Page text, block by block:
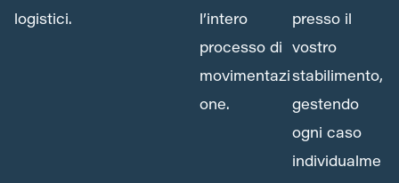
logistici.
l’intero
processo di
movimentazi
one.
presso il
vostro
stabilimento,
gestendo
ogni caso
individualme